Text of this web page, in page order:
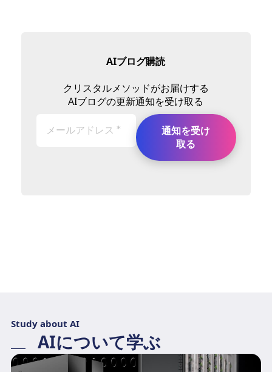
AIブログ購読
クリスタルメソッドがお届けする
AIブログの更新通知を受け取る
Study about AI
AIについて学ぶ